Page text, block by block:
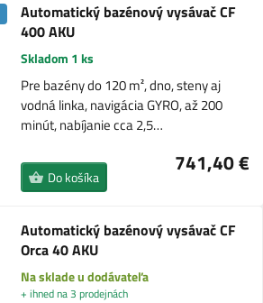
Automatický bazénový vysávač CF
400 AKU
Skladom 1 ks
Pre bazény do 120 m², dno, steny aj
vodná linka, navigácia GYRO, až 200
minút, nabíjanie cca 2,5…
741,40 €
Do košíka
Automatický bazénový vysávač CF
Orca 40 AKU
Na sklade u dodávateľa
+ ihned na 3 prodejnách